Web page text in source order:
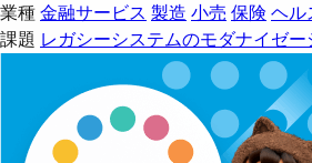
業種金融サービス 製造 小売 保険 ヘル
課題 レガシーシステムのモダナイゼー